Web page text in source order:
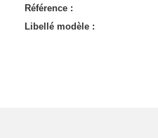
Référence :
Libellé modèle :